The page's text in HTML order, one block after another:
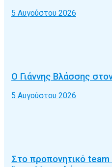
5 Αυγούστου 2026
Ο Γιάννης Βλάσσης
5 Αυγούστου 2026
Στο προπονητικό